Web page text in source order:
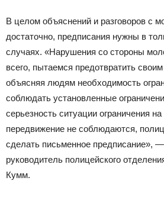
В целом объяснений и разговоров с
достаточно, предписания нужны в
случаях. «Нарушения со стороны
всего, пытаемся предотвратить
объясняя людям необходимость
соблюдать установленные
серьезность ситуации ограничения
передвижение не соблюдаются,
сделать письменное предписание»,
руководитель полицейского
Кумм.